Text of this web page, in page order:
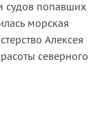
судов попавших
морская
Алексея
северного